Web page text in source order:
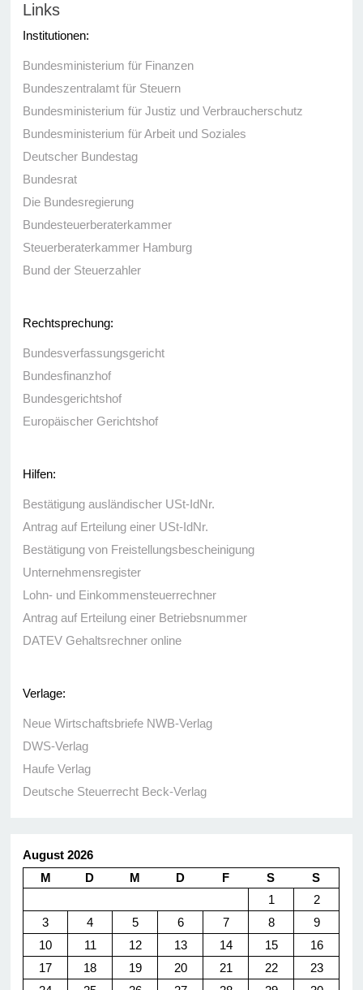
Links
Institutionen:
Bundesministerium für Finanzen
Bundeszentralamt für Steuern
Bundesministerium für Justiz und Verbraucherschutz
Bundesministerium für Arbeit und Soziales
Deutscher Bundestag
Bundesrat
Die Bundesregierung
Bundesteuerberaterkammer
Steuerberaterkammer Hamburg
Bund der Steuerzahler
Rechtsprechung:
Bundesverfassungsgericht
Bundesfinanzhof
Bundesgerichtshof
Europäischer Gerichtshof
Hilfen:
Bestätigung ausländischer USt-IdNr.
Antrag auf Erteilung einer USt-IdNr.
Bestätigung von Freistellungsbescheinigung
Unternehmensregister
Lohn- und Einkommensteuerrechner
Antrag auf Erteilung einer Betriebsnummer
DATEV Gehaltsrechner online
Verlage:
Neue Wirtschaftsbriefe NWB-Verlag
DWS-Verlag
Haufe Verlag
Deutsche Steuerrecht Beck-Verlag
August 2026
M
D M D F S
S
1
2
3
4 5 6 7 8
9
10
11 12 13 14 15
16
17
18 19 20 21 22
23